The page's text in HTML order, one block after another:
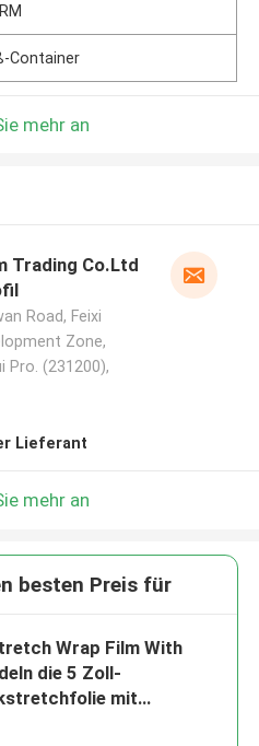
Container
mehr an
Trading Co.Ltd
Road, Feixi
Zone,
Pro. (231200),
Lieferant
mehr an
besten Preis für
Wrap Film With
die 5 Zoll-
mit